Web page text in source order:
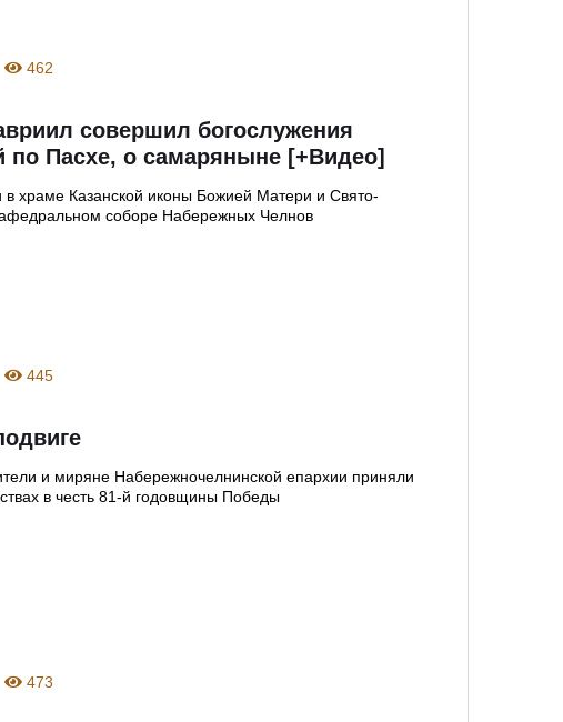
462
совершил богослужения
по Пасхе, о самаряныне [+Видео]
храме Казанской иконы Божией Матери и Свято-
соборе Набережных Челнов
445
и миряне Набережночелнинской епархии приняли
в честь 81‑й годовщины Победы
473